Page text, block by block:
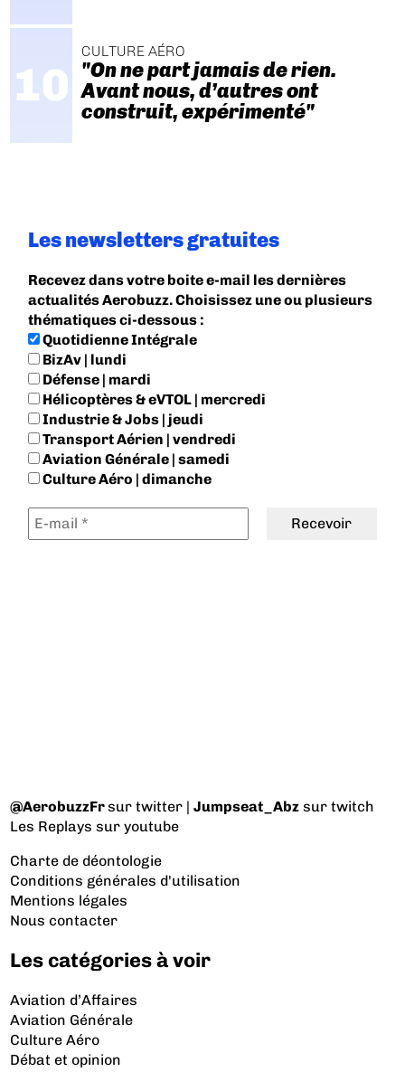
CULTURE AÉRO
"On ne part jamais de rien.
Avant nous, d’autres ont
construit, expérimenté"
Les newsletters gratuites
Recevez dans votre boite e-mail les dernières
actualités Aerobuzz. Choisissez une ou plusieurs
thématiques ci-dessous :
Quotidienne Intégrale
BizAv | lundi
Défense | mardi
Hélicoptères & eVTOL | mercredi
Industrie & Jobs | jeudi
Transport Aérien | vendredi
Aviation Générale | samedi
Culture Aéro | dimanche
@AerobuzzFrsur twitter |Jumpseat_Abz sur twitch
Les Replays sur youtube
Charte de déontologie
Conditions générales d'utilisation
Mentions légales
Nous contacter
Les catégories à voir
Aviation d’Affaires
Aviation Générale
Culture Aéro
Débat et opinion